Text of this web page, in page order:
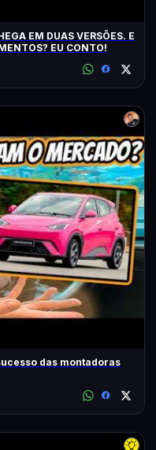
EM DUAS VERSÕES. E
EU CONTO!
das montadoras